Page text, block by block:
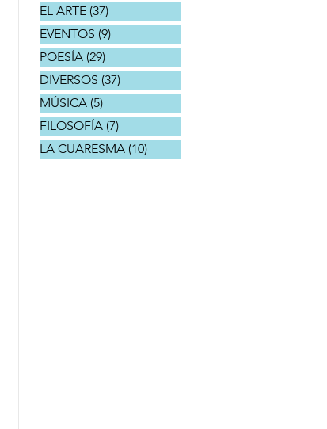
EL ARTE (37)
EVENTOS (9)
POESÍA (29)
DIVERSOS (37)
MÚSICA (5)
FILOSOFÍA (7)
LA CUARESMA (10)